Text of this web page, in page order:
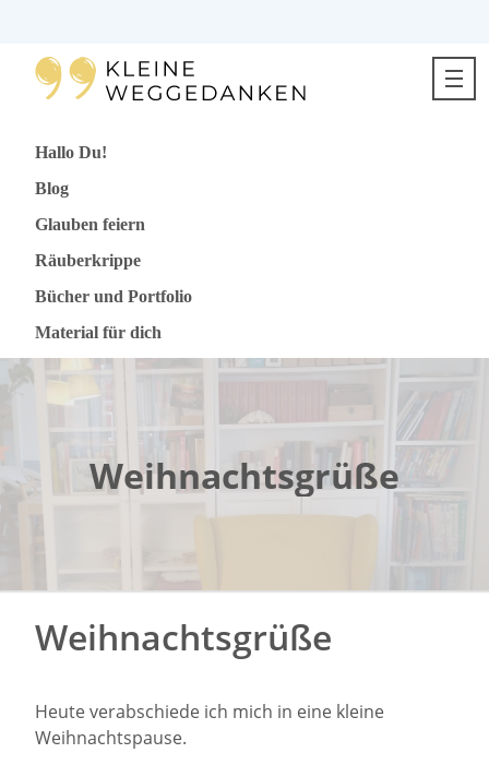
Direkt
Hallo Du!
Blog
Glauben feiern
Räuberkrippe
Bücher und Portfolio
Material für dich
Weihnachtsgrüße
Weihnachtsgrüße
Heute verabschiede ich mich in eine kleine
Weihnachtspause.